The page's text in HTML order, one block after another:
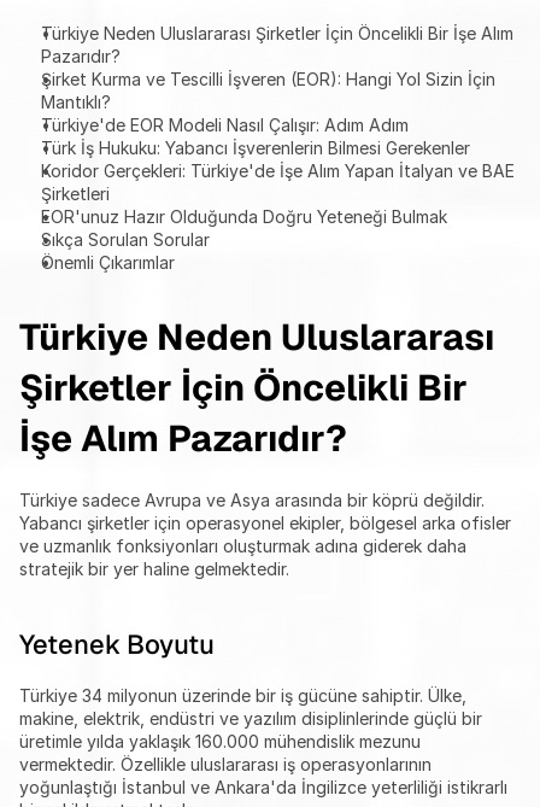
Türkiye Neden Uluslararası Şirketler İçin Öncelikli Bir İşe Alım
Pazarıdır?
Şirket Kurma ve Tescilli İşveren (EOR): Hangi Yol Sizin İçin
Mantıklı?
Türkiye'de EOR Modeli Nasıl Çalışır: Adım Adım
Türk İş Hukuku: Yabancı İşverenlerin Bilmesi Gerekenler
Koridor Gerçekleri: Türkiye'de İşe Alım Yapan İtalyan ve BAE
Şirketleri
EOR'unuz Hazır Olduğunda Doğru Yeteneği Bulmak
Sıkça Sorulan Sorular
Önemli Çıkarımlar
Türkiye Neden Uluslararası
Şirketler İçin Öncelikli Bir
İşe Alım Pazarıdır?
Türkiye sadece Avrupa ve Asya arasında bir köprü değildir.
Yabancı şirketler için operasyonel ekipler, bölgesel arka ofisler
ve uzmanlık fonksiyonları oluşturmak adına giderek daha
stratejik bir yer haline gelmektedir.
Yetenek Boyutu
Türkiye 34 milyonun üzerinde bir iş gücüne sahiptir. Ülke,
makine, elektrik, endüstri ve yazılım disiplinlerinde güçlü bir
üretimle yılda yaklaşık 160.000 mühendislik mezunu
vermektedir. Özellikle uluslararası iş operasyonlarının
yoğunlaştığı İstanbul ve Ankara'da İngilizce yeterliliği istikrarlı